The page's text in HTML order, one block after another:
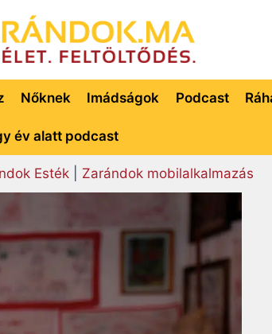
Nőknek Imádságok Podcast
év alatt podcast
Esték| Zarándok mobilalkalmazás